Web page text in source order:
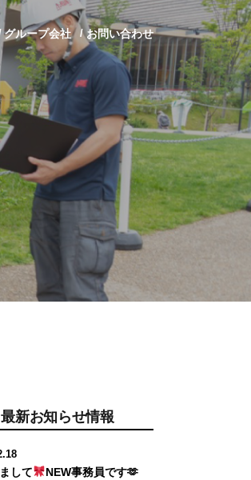
グループ会社 お問い合わせ
最新お知らせ情報
して NEW事務員です🫶